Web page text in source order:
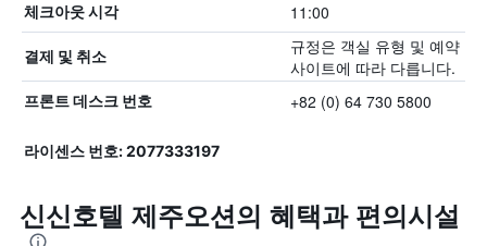
체크아웃 시각 11:00
결제 및 취소
규정은 객실 유형 및 예약
사이트에 따라 다릅니다.
프론트 데스크 번호 +82 (0) 64 730 5800
라이센스 번호: 2077333197
신신호텔 제주오션의 혜택​과 편의시설